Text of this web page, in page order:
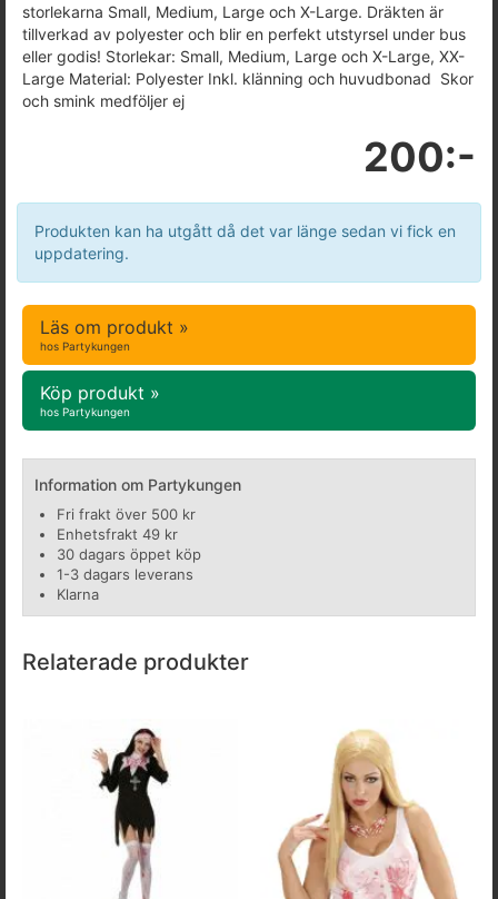
storlekarna Small, Medium, Large och X-Large. Dräkten är
tillverkad av polyester och blir en perfekt utstyrsel under bus
eller godis! Storlekar: Small, Medium, Large och X-Large, XX-
Large Material: Polyester Inkl. klänning och huvudbonad Skor
och smink medföljer ej
200:-
Produkten kan ha utgått då det var länge sedan vi fick en
uppdatering.
Läs om produkt »
hos Partykungen
Köp produkt »
hos Partykungen
Information om Partykungen
Fri frakt över 500 kr
Enhetsfrakt 49 kr
30 dagars öppet köp
1-3 dagars leverans
Klarna
Relaterade produkter